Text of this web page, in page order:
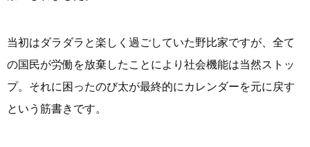
当初はダラダラと楽しく過ごしていた野比家ですが、全て
の国民が労働を放棄したことにより社会機能は当然ストッ
プ。それに困ったのび太が最終的にカレンダーを元に戻す
という筋書きです。